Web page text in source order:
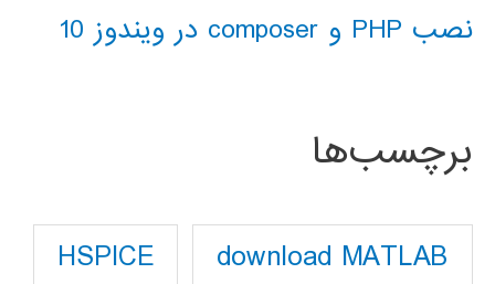
نصب PHP و composer در ویندوز 10
برچسب‌ها
download MATLAB
HSPICE